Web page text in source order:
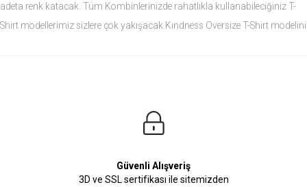
adeta renk katacak. Tüm Kombinlerinizde rahatlıkla kullanabileciğiniz T-
Shirt modellerimiz sizlere çok yakışacak.Kındness Oversize T-Shirt modelini
Güvenli Alışveriş
3D ve SSL sertifikası ile sitemizden